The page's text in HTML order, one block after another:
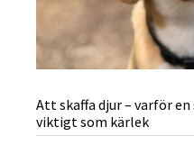
Att skaffa djur – varför
viktigt som kärlek